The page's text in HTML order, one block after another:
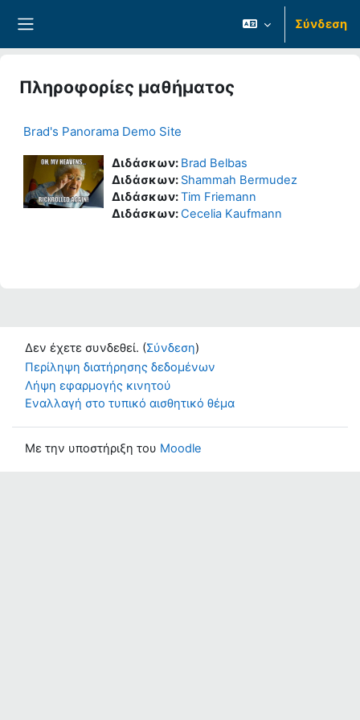
Σύνδεση
Πληροφορίες μαθήματος
Brad's Panorama Demo Site
Διδάσκων: Brad Belbas
Διδάσκων: Shammah Bermudez
Διδάσκων:Tim Friemann
Διδάσκων:Cecelia Kaufmann
Δεν έχετε συνδεθεί. (Σύνδεση)
Περίληψη διατήρησης δεδομένων
Λήψη εφαρμογής κινητού
Εναλλαγή στο τυπικό αισθητικό θέμα
Με την υποστήριξη του Moodle